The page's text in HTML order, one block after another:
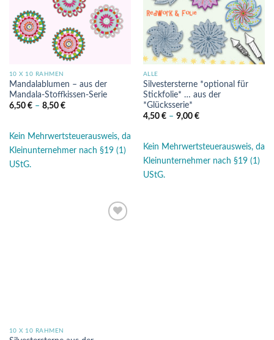
10 X 10 RAHMEN
Mandalablumen – aus der
Mandala-Stoffkissen-Serie
6,50 €– 8,50 €
Kein Mehrwertsteuerausweis, da
Kleinunternehmer nach §19 (1)
UStG.
ALLE
Silvestersterne *optional für
Stickfolie* … aus der
*Glücksserie*
4,50 €– 9,00 €
Kein Mehrwertsteuerausweis, da
Kleinunternehmer nach §19 (1)
UStG.
10 X 10 RAHMEN